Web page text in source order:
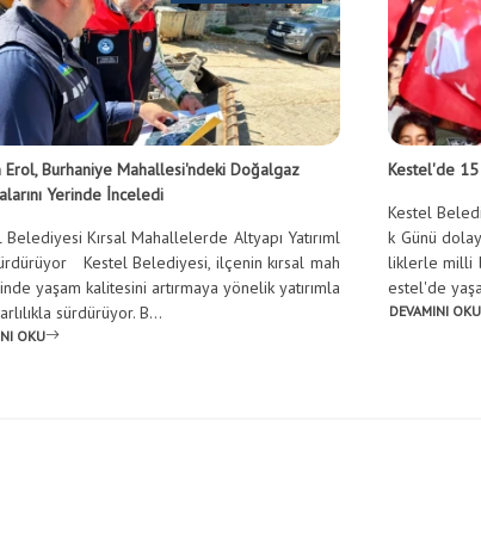
Erol, Burhaniye Mahallesi'ndeki Doğalgaz
Yerinde İnceledi
Belediyesi Kırsal Mahallelerde Altyapı Yatırıml
Kestel Belediyesi, ilçenin kırsal mah
yaşam kalitesini artırmaya yönelik yatırımla
sürdürüyor. B...
OKU
Kestel'de 15
Kestel
k Günü
liklerle milli
estel'de
DEVAMINI OKU